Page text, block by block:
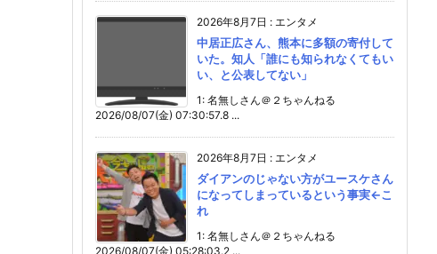
2026年8月7日 : エンタメ
中居正広さん、熊本に多額の寄付して
いた。知人「誰にも知られなくてもい
い、と公表してない」
1: 名無しさん＠２ちゃんねる
2026/08/07(金) 07:30:57.8 ...
2026年8月7日 : エンタメ
ダイアンのじゃない方がユースケさん
になってしまっているという事実←こ
れ
1: 名無しさん＠２ちゃんねる
2026/08/07(金) 05:28:03.2 ...